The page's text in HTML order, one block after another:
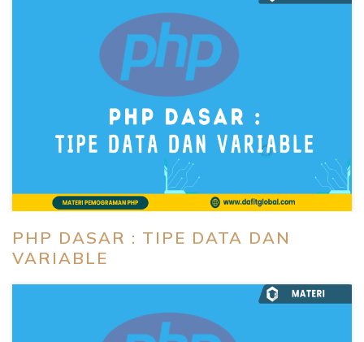
PHP DASAR : TIPE DATA DAN
VARIABLE